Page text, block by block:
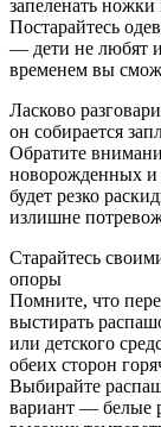
запеленать
Постарайтесь
— дети не любят
временем вы
Ласково
он собирается
Обратите
новорожденных
будет резко
излишне
Старайтесь
опоры
Помните, что
выстирать
или детского
обеих сторон
Выбирайте
вариант — белые